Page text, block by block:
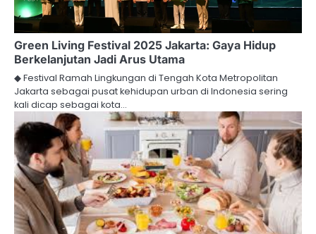
Green Living Festival 2025 Jakarta: Gaya Hidup
Berkelanjutan Jadi Arus Utama
◆ Festival Ramah Lingkungan di Tengah Kota Metropolitan
Jakarta sebagai pusat kehidupan urban di Indonesia sering
kali dicap sebagai kota…